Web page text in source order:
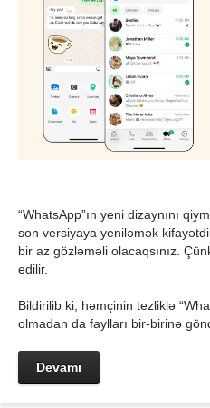
“WhatsApp”ın yeni dizaynını
son versiyaya yeniləmək
bir az gözləməli olacaqsınız.
edilir.
Bildirilib ki, həmçinin tezliklə
olmadan da faylları bir-birinə
Devamı